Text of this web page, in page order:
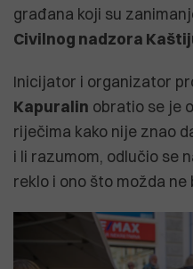
građana koji su
Civilnog nadzora
Inicijator i organizator
Kapuralin obratio se je
riječima kako nije znao
i li razumom, odlučio se
reklo i ono što možda ne